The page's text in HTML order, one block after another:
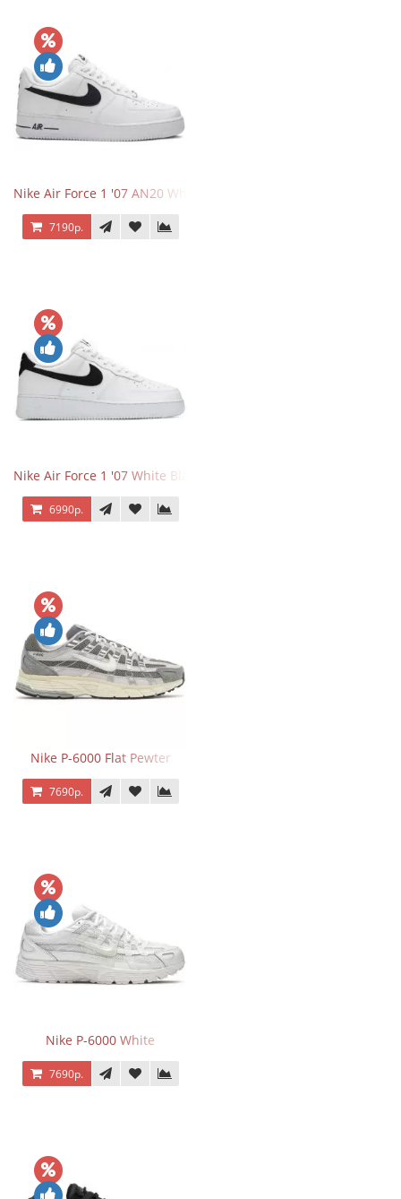
Nike Air Force 1 '07 AN20 White Black
7190р.
Nike Air Force 1 '07 White Black
6990р.
Nike P-6000 Flat Pewter
7690р.
Nike P-6000 White
7690р.